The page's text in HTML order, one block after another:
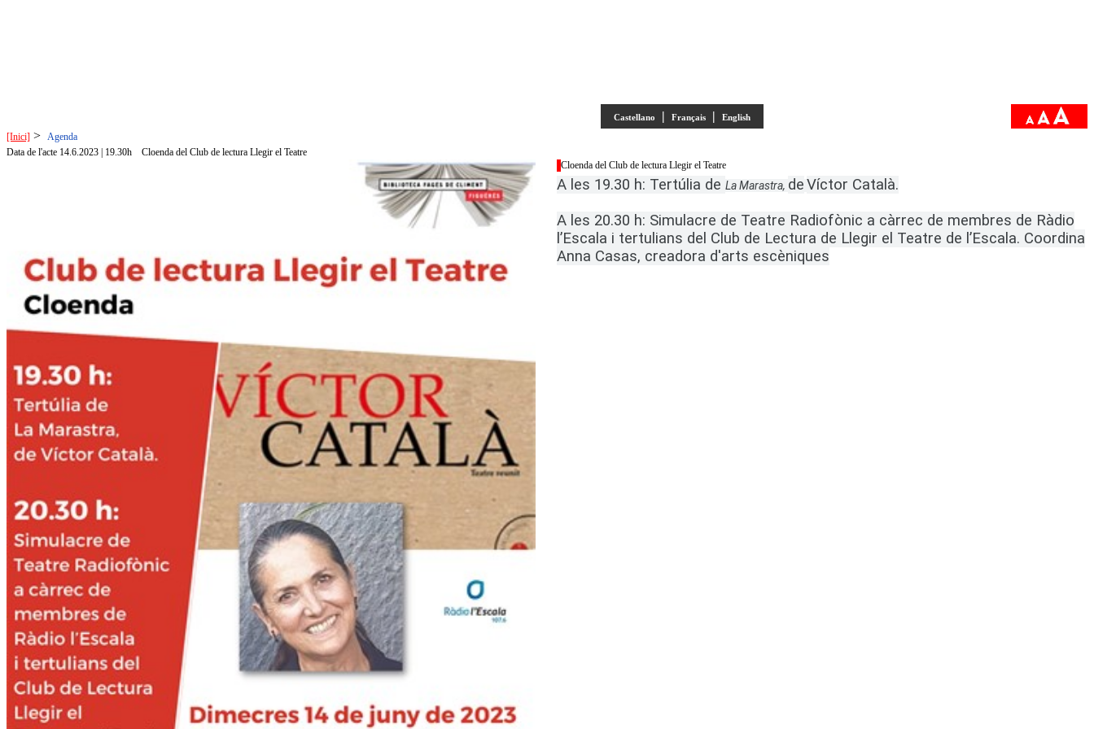
Castellano | Français | English
[Inici] > Agenda
Data de l'acte 14.6.2023 | 19.30h
Cloenda del Club de lectura Llegir el Teatre
Cloenda del Club de lectura Llegir el Teatre
A les 19.30 h: Tertúlia de La Marastra, deVíctor Català.
A les 20.30 h: Simulacre de Teatre Radiofònic a càrrec de membres de Ràdio
l’Escala i tertulians del Club de Lectura de Llegir el Teatre de l’Escala. Coordina
Anna Casas, creadora d'arts escèniques